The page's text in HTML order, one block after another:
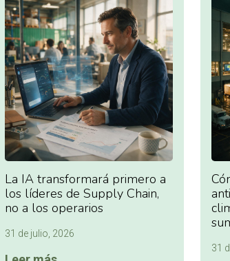
La IA transformará primero a
los líderes de Supply Chain,
no a los operarios
31 de julio, 2026
31